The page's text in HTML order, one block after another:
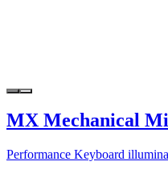
MX Mechanical
Performance Keyboard